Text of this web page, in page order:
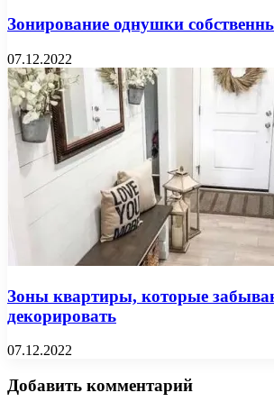
Зонирование однушки
07.12.2022
Зоны квартиры, которые
декорировать
07.12.2022
Добавить комментарий